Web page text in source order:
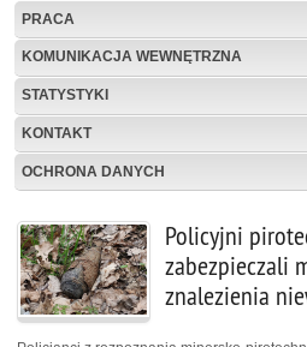
PRACA
KOMUNIKACJA WEWNĘTRZNA
STATYSTYKI
KONTAKT
OCHRONA DANYCH
Policyjni
zabezpieczali
znalezienia